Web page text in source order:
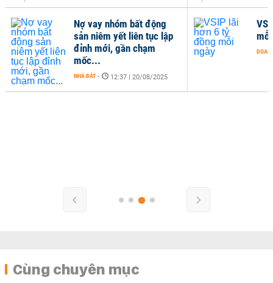
Nợ vay nhóm bất động
sản niêm yết liên tục lập
đỉnh mới, gần chạm
mốc...
NHÀ ĐẤT - 12:37 | 20/08/2025
Cùng chuyên mục